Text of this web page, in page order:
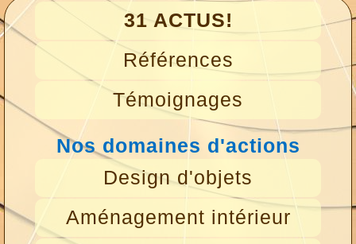
31 ACTUS!
Références
Témoignages
Nos domaines d'actions
Design d'objets
Aménagement intérieur